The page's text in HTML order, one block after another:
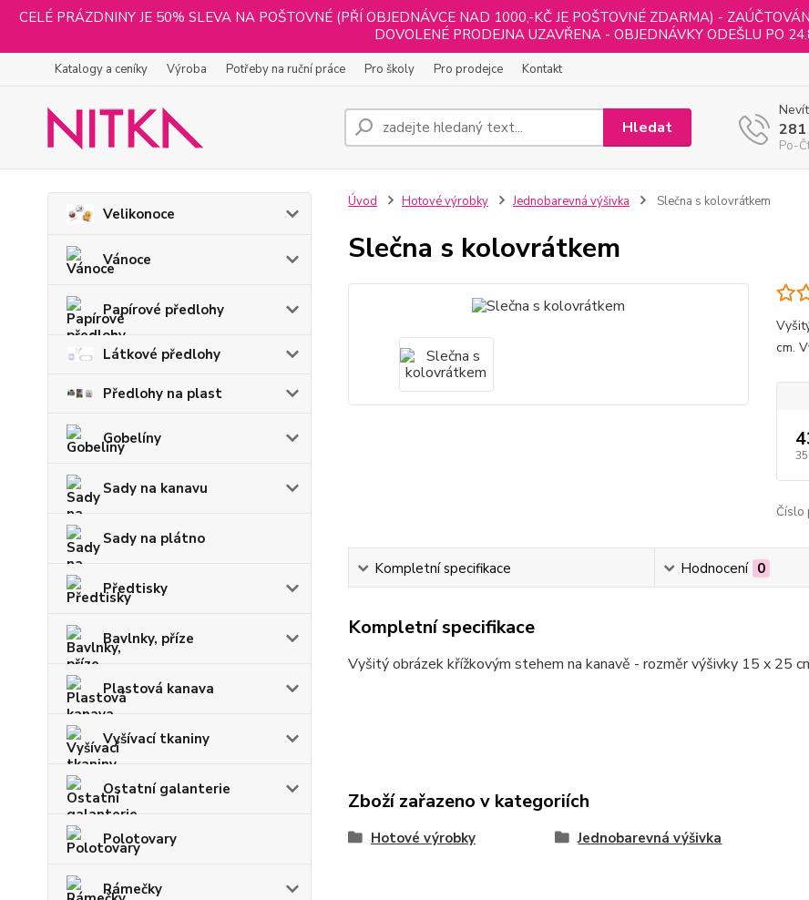
CELÉ PRÁZDNINY JE 50% SLEVA NA POŠTOVNÉ (PŘÍ OBJEDNÁVCE NAD 1000,-KČ JE POŠTOVNÉ ZDARMA) -
DOVOLENÉ PRODEJNA UZAVŘENA - OBJEDNÁVKY ODEŠLU PO
Katalogy a ceníky Výroba Potřeby na ruční práce Pro školy Pro prodejce Kontakt
Hledat 281
Po-
Velikonoce
Vánoce
Papírové předlohy
Látkové předlohy
Předlohy na plast
Gobelíny
Sady na kanavu
Sady na plátno
Předtisky
Bavlnky, příze
Plastová kanava
Vyšívací tkaniny
Ostatní galanterie
Polotovary
Rámečky
Úvod Hotové výrobky Jednobarevná výšivka Slečna s kolovrátkem
Slečna s kolovrátkem
cm.
Číslo
Kompletní specifikace Hodnocení 0
Kompletní specifikace
Vyšitý obrázek křížkovým stehem na kanavě - rozměr výšivky 15 x 25
Zboží zařazeno v kategoriích
Hotové výrobky Jednobarevná výšivka